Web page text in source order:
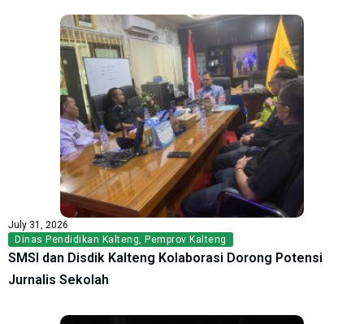
July 31, 2026
Dinas Pendidikan Kalteng, Pemprov Kalteng
SMSI dan Disdik Kalteng Kolaborasi Dorong Potensi
Jurnalis Sekolah